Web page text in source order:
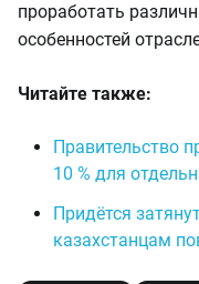
проработать
особенностей
Читайте также:
Правительство
10 % для
Придётся
казахстанцам